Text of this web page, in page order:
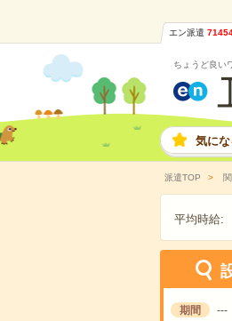
エン派遣
ちょうど良い
気に
派遣TOP
平均時給:
期間 ---